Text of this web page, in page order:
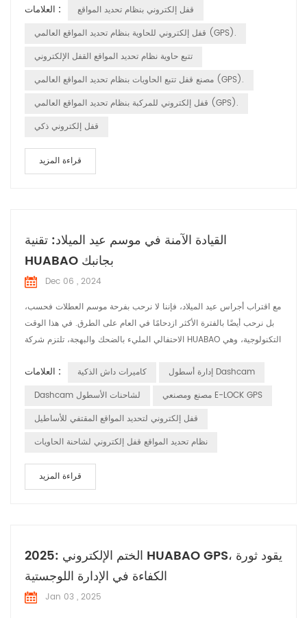
والمراقبة في الوقت الحقيقي: يتم تمكين الأقفال الإلكترونية HUABAO تتبع
نقل البضائع في الوقت الحقيقي، وتحقيق تحديد المواقع بدق...
العلامات :
قفل إلكتروني بنظام تحديد المواقع
قفل إلكتروني للحاوية بنظام تحديد المواقع العالمي (GPS).
تتبع حاوية نظام تحديد المواقع القفل الإلكتروني
مصنع قفل تتبع الحاويات بنظام تحديد المواقع العالمي (GPS).
قفل إلكتروني للمركبة بنظام تحديد المواقع العالمي (GPS).
قفل إلكتروني ذكي
قراءة المزيد
القيادة الآمنة في موسم عيد الميلاد: تقنية
HUABAO بجانبك
Dec 06 , 2024
مع اقتراب أجراس عيد الميلاد، فإننا لا نرحب بفرحة موسم العطلات فحسب،
بل نرحب أيضًا بالفترة الأكثر ازدحامًا في العام على الطرق. في هذا الوقت
الاحتفالي المليء بالضحك والبهجة، تلتزم شركة HUABAO التكنولوجية، وهي
العالمي (GPS)، بضمان سلامة ومتعة كل رحلة للسائق من خلال تقنيتنا
العلامات : كاميرات داش الذكية
إدارة أسطول Dashcam
Dashcam لشاحنات الأسطول
مصنع ومصنعي E-LOCK GPS
قفل إلكتروني لتحديد المواقع المقتفي للأساطيل
نظام تحديد المواقع قفل إلكتروني لشاحنة الحاويات
قراءة المزيد
2025: الختم الإلكتروني HUABAO GPS، يقود ثورة
الكفاءة في الإدارة اللوجستية
Jan 03 , 2025